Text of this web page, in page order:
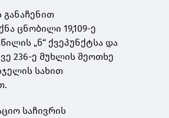
ცნობილი 19,109-ე
„ნ“ ქვეპუნქტსა და
236-ე მუხლის მეოთხე
სახით
საჩივრის